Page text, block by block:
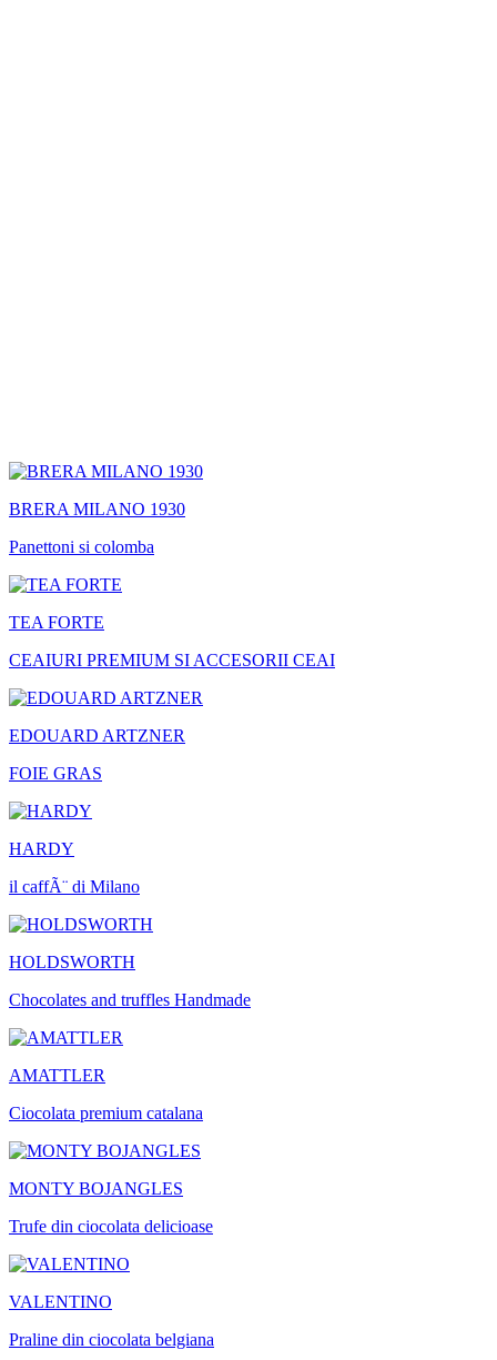
BRERA MILANO 1930
Panettoni si colomba
TEA FORTE
CEAIURI PREMIUM SI ACCESORII CEAI
EDOUARD ARTZNER
FOIE GRAS
HARDY
il caffÃ¨ di Milano
HOLDSWORTH
Chocolates and truffles Handmade
AMATTLER
Ciocolata premium catalana
MONTY BOJANGLES
Trufe din ciocolata delicioase
VALENTINO
Praline din ciocolata belgiana